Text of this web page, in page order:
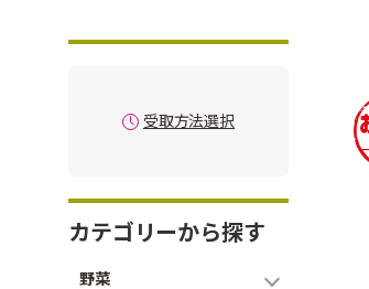
受取方法選択
カテゴリーから探す
野菜